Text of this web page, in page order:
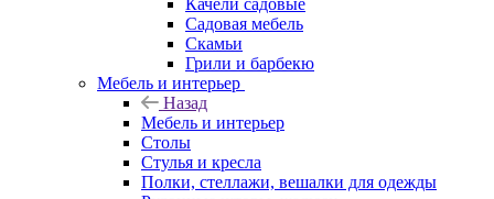
Качели садовые
Садовая мебель
Скамьи
Грили и барбекю
Мебель и интерьер
Назад
Мебель и интерьер
Столы
Стулья и кресла
Полки, стеллажи, вешалки для одежды